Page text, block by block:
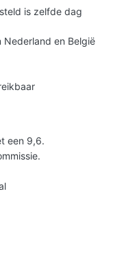
is zelfde dag
en België
een 9,6.